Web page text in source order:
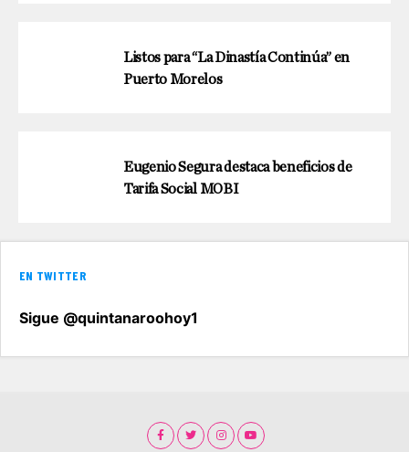
Listos para “La Dinastía Continúa” en
Puerto Morelos
Eugenio Segura destaca beneficios de
Tarifa Social MOBI
EN TWITTER
Sigue @quintanaroohoy1